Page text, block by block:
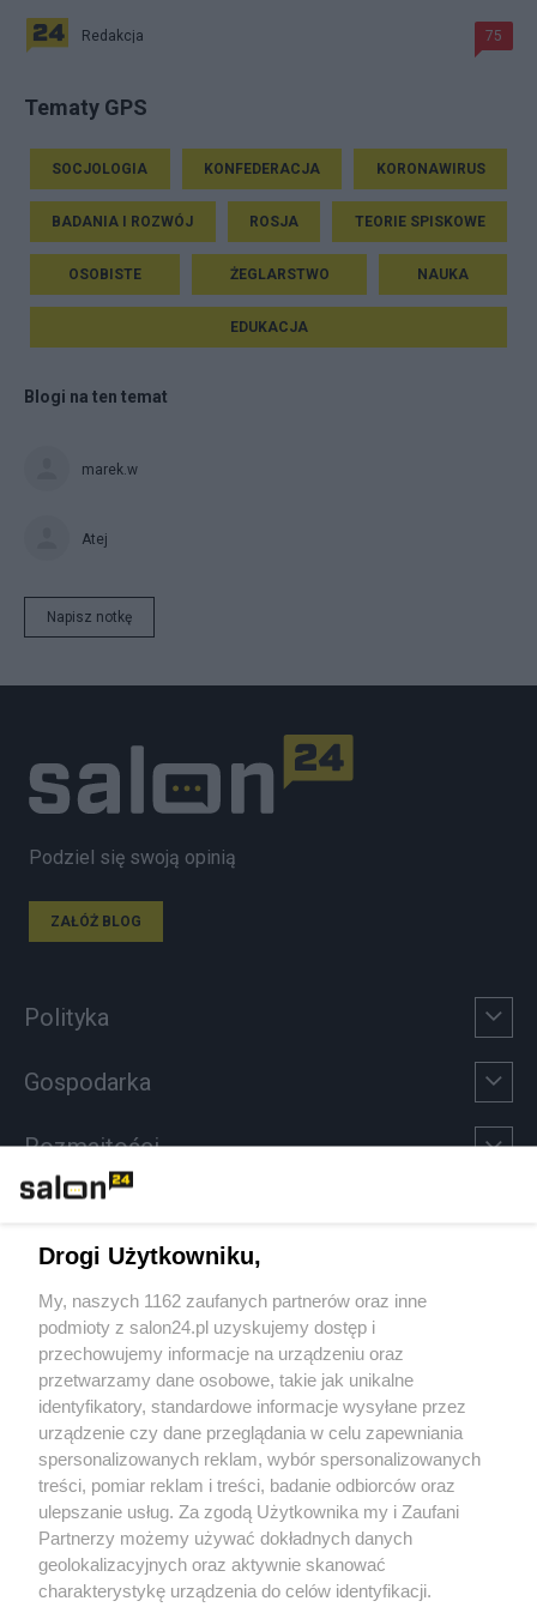
Redakcja 75
Tematy GPS
SOCJOLOGIA KONFEDERACJA KORONAWIRUS
BADANIA I ROZWÓJ ROSJA TEORIE SPISKOWE
OSOBISTE ŻEGLARSTWO NAUKA
EDUKACJA
Blogi na ten temat
marek.w
Atej
Napisz notkę
Podziel się swoją opinią
ZAŁÓŻ BLOG
Polityka
Gospodarka
Rozmaitości
Sport
Społeczeństwo
Kultura
X Facebook Instagram Youtube
Drogi Użytkowniku,
My, naszych 1162 zaufanych partnerów oraz inne
podmioty z salon24.pl uzyskujemy dostęp i
przechowujemy informacje na urządzeniu oraz
przetwarzamy dane osobowe, takie jak unikalne
identyfikatory, standardowe informacje wysyłane przez
urządzenie czy dane przeglądania w celu zapewniania
spersonalizowanych reklam, wybór spersonalizowanych
treści, pomiar reklam i treści, badanie odbiorców oraz
ulepszanie usług. Za zgodą Użytkownika my i Zaufani
Partnerzy możemy używać dokładnych danych
geolokalizacyjnych oraz aktywnie skanować
charakterystykę urządzenia do celów identyfikacji.